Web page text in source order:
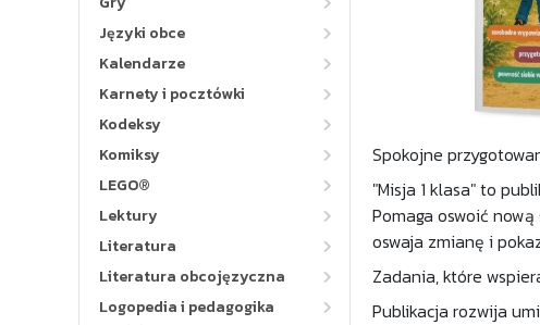
Języki obce
Kalendarze
Karnety i pocztówki
Kodeksy
Komiksy
LEGO®
Lektury
Literatura
Literatura obcojęzyczna
Logopedia i pedagogika
Spokojne
"Misja 1 klasa" to
Pomaga oswoić
oswaja zmianę i
Zadania, które
Publikacja rozwija